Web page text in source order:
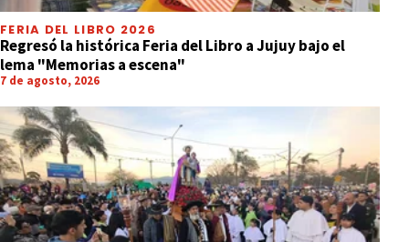
FERIA DEL LIBRO 2026
Regresó la histórica Feria del Libro a Jujuy bajo el
lema "Memorias a escena"
7 de agosto, 2026